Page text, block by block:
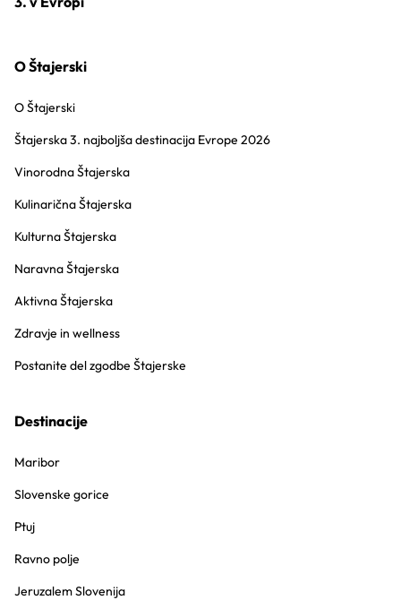
O Štajerski
O Štajerski
Štajerska 3. najboljša destinacija Evrope 2026
Vinorodna Štajerska
Kulinarična Štajerska
Kulturna Štajerska
Naravna Štajerska
Aktivna Štajerska
Zdravje in wellness
Postanite del zgodbe Štajerske
Destinacije
Maribor
Slovenske gorice
Ptuj
Ravno polje
Jeruzalem Slovenija